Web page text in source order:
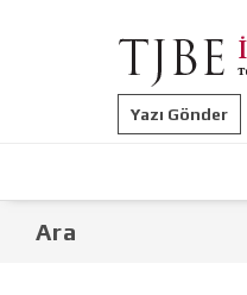
Yazı Gönder
Ara